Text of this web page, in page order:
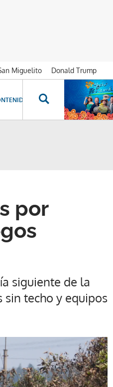
Miguelito
Donald Trump
ESPECIALES NOVELAS
por
siguiente de la
techo y equipos